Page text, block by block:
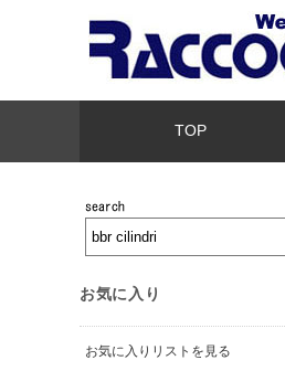
TOP
お気に入り
お気に入りリストを見る